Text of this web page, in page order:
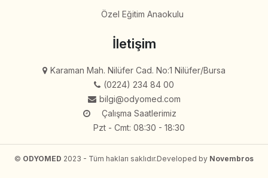
Özel Eğitim Anaokulu
İletişim
Karaman Mah. Nilüfer Cad. No:1 Nilüfer/Bursa
(0224) 234 84 00
bilgi@odyomed.com
Çalışma Saatlerimiz
Pzt - Cmt: 08:30 - 18:30
© ODYOMED 2023 - Tüm hakları saklıdır.Developed by Novembros